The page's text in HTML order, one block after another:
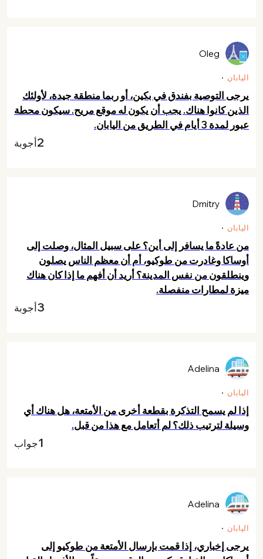
اليابان
يرجى التوصية بفندق في بكين، أو ربما منطقة جيدة، لأولئك
الذين كانوا هناك. يجب أن يكون له موقع مريح. سيكون محطة
عبور لمدة 3 أيام في الطريق من اليابان.
Oleg
2أجوبة
اليابان
من عادةً ما يسافر إلى أين؟ على سبيل المثال، وصلت إلى
أوساكا وغادرت من طوكيو، أم أن معظم الناس يصلون
وينطلقون من نفس المدينة؟ أريد أن أفهم ما إذا كان هناك
ميزة لمطارات منفصلة.
Dmitry
3أجوبة
اليابان
إذا لم يسمح التذكرة بقطعة أخرى من الأمتعة، هل هناك أي
وسيلة لترتيب ذلك؟ لم أتعامل مع هذا من قبل.
Adelina
1جواب
اليابان
يرجى إخباري، إذا قمت بإرسال الأمتعة من طوكيو إلى
Adelina